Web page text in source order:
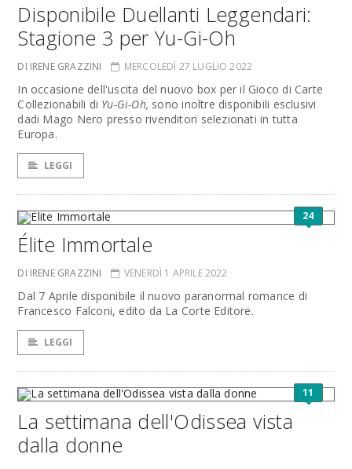
Disponibile Duellanti Leggendari:
Stagione 3 per Yu-Gi-Oh
DI IRENE GRAZZINI MERCOLEDÌ 27 LUGLIO 2022
In occasione dell'uscita del nuovo box per il Gioco di Carte
Collezionabili di Yu-Gi-Oh, sono inoltre disponibili esclusivi
dadi Mago Nero presso rivenditori selezionati in tutta
Europa.
LEGGI
24
Élite Immortale
DI IRENE GRAZZINI VENERDÌ 1 APRILE 2022
Dal 7 Aprile disponibile il nuovo paranormal romance di
Francesco Falconi, edito da La Corte Editore.
LEGGI
11
La settimana dell'Odissea vista
dalla donne